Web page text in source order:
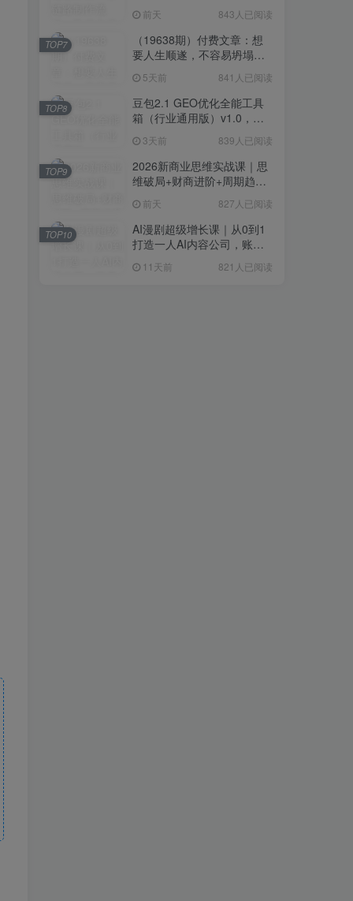
前天 843人已阅读
（19638期）付费文章：想
要人生顺遂，不容易坍塌，
5天前 841人已阅读
TOP7
豆包2.1 GEO优化全能工具
箱（行业通用版）v1.0，会
景 3天前 839人已阅读
TOP8
2026新商业思维实战课｜思
维破局+财商进阶+周期趋势
度解析全体系
前天 827人已阅读
TOP9
AI漫剧超级增长课｜从0到1
打造一人AI内容公司，账号
流程实战
11天前 821人已阅读
TOP10